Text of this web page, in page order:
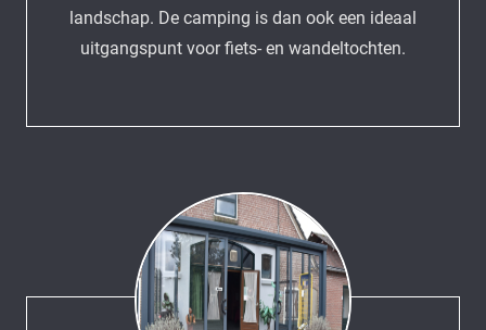
landschap. De camping is dan ook een ideaal
uitgangspunt voor fiets- en wandeltochten.